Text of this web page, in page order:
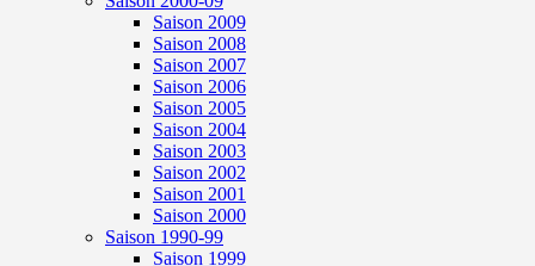
Saison 2009
Saison 2008
Saison 2007
Saison 2006
Saison 2005
Saison 2004
Saison 2003
Saison 2002
Saison 2001
Saison 2000
Saison 1990-99
Saison 1999